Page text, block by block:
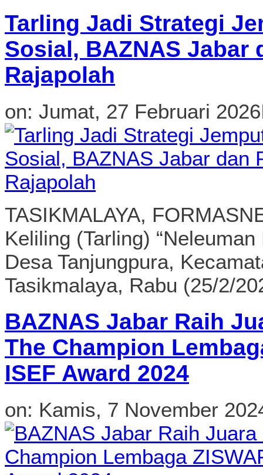
Tarling Jadi Strategi
Sosial, BAZNAS Jabar
Rajapolah
on: Jumat, 27 Februari 2026
TASIKMALAYA,
Keliling (Tarling)
Desa Tanjungpura,
Tasikmalaya, Rabu (25/2/
BAZNAS Jabar Raih
The Champion
ISEF Award 2024
on: Kamis, 7 November